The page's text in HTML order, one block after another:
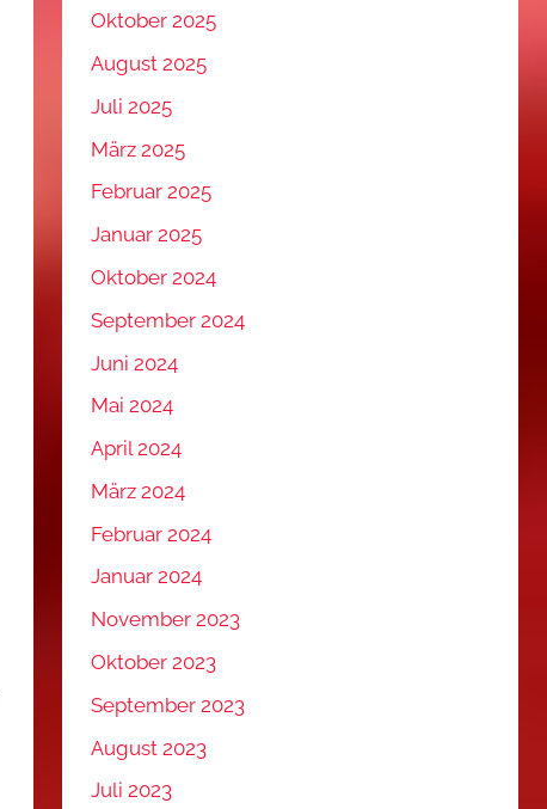
Oktober 2025
August 2025
Juli 2025
März 2025
Februar 2025
Januar 2025
Oktober 2024
September 2024
Juni 2024
Mai 2024
April 2024
März 2024
Februar 2024
Januar 2024
November 2023
Oktober 2023
September 2023
August 2023
Juli 2023